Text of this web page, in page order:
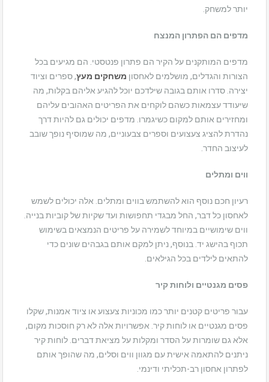
יותר למשחק.
מדפים הם הפתרון המנצח
מדפים המותקנים על הקיר הם פתרון פנטסטי. הם מגיעים בכל
הצורות והגדלים, מושלמים לאחסון משחקים מעץ, ספרים וציוד
יצירה. סדרו אותם בגובה שילדכם יוכל להגיע אליהם בקלות, מה
שיעודד עצמאות כשהם לוקחים את הפריטים האהובים עליהם
ומחזירים אותם למקום כשיגמרו. מדפים יכולים גם להיות דרך
נהדרת להציג צעצועים וספרים צבעוניים, מה שמוסיף נופך שובב
לעיצוב החדר.
ווים ומתלים
רעיון חכם נוסף הוא להשתמש בווים ומתלים. אלה יכולים לשמש
לאחסון כל דבר, החל מבגדי תחפושות ועד שקיות של קוביות בנייה.
ווים שימושיים במיוחד לשמירה על פריטים הנמצאים בשימוש
תכוף בהישג יד. בנוסף, ניתן למקם אותם בגבהים שונים כדי
להתאים לילדים בכל הגילאים.
פסים מגנטיים ולוחות קיר
עבור פריטים קטנים יותר כמו מכוניות צעצוע או ציוד אמנות, שקלו
פסים מגנטיים או לוחות קיר. אפשרויות אלה לא רק חוסכות מקום,
אלא גם שומרות על הסדר ומקלות על מציאת דברים. לוחות קיר
ניתנים להתאמה אישית עם מגוון ווים וסלים, מה שהופך אותם
לפתרון אחסון רב-תכליתי ודינמי.